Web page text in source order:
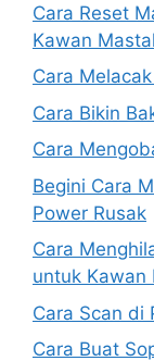
Cara Reset
Kawan
Cara
Cara Bikin
Cara
Begini Cara
Power Rusak
Cara
untuk Kawan
Cara Scan di
Cara Buat